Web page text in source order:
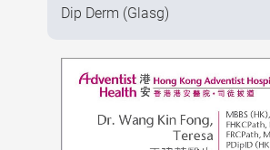
Dip Derm (Glasg)